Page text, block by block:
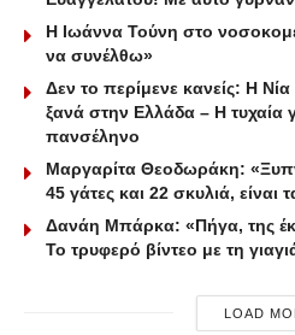
Η Ιωάννα Τούνη στο
να συνέλθω»
Δεν το περίμενε κανείς: Η
ξανά στην Ελλάδα – Η τυχαία
πανσέληνο
Μαργαρίτα Θεοδωράκη:
45 γάτες και 22 σκυλιά, είναι
Δανάη Μπάρκα: «Πήγα, της
Το τρυφερό βίντεο με τη
LOAD